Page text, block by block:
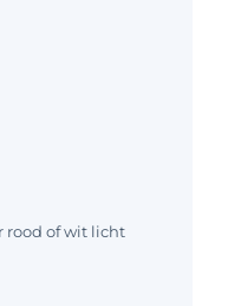
of wit licht